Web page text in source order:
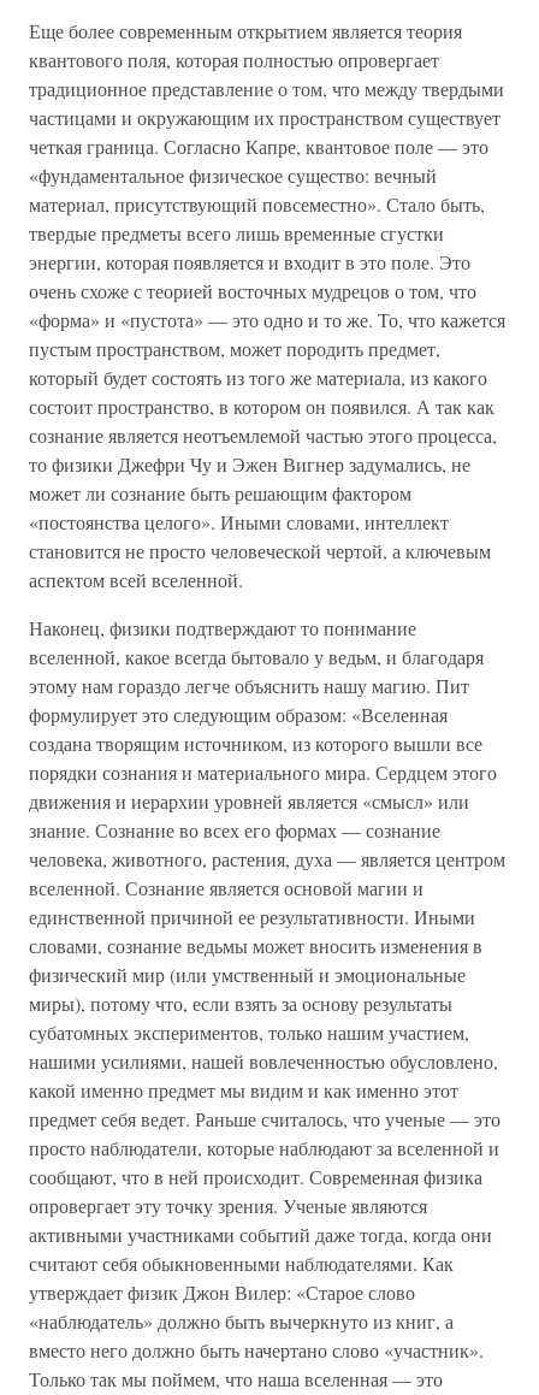
Еще более современным открытием является теория
квантового поля, которая полностью опровергает
традиционное представление о том, что между твердыми
частицами и окружающим их пространством существует
четкая граница. Согласно Капре, квантовое поле — это
«фундаментальное физическое существо: вечный
материал, присутствующий повсеместно». Стало быть,
твердые предметы всего лишь временные сгустки
энергии, которая появляется и входит в это поле. Это
очень схоже с теорией восточных мудрецов о том, что
«форма» и «пустота» — это одно и то же. То, что кажется
пустым пространством, может породить предмет,
который будет состоять из того же материала, из какого
состоит пространство, в котором он появился. А так как
сознание является неотъемлемой частью этого процесса,
то физики Джефри Чу и Эжен Вигнер задумались, не
может ли сознание быть решающим фактором
«постоянства целого». Иными словами, интеллект
становится не просто человеческой чертой, а ключевым
аспектом всей вселенной.
Наконец, физики подтверждают то понимание
вселенной, какое всегда бытовало у ведьм, и благодаря
этому нам гораздо легче объяснить нашу магию. Пит
формулирует это следующим образом: «Вселенная
создана творящим источником, из которого вышли все
порядки сознания и материального мира. Сердцем этого
движения и иерархии уровней является «смысл» или
знание. Сознание во всех его формах — сознание
человека, животного, растения, духа — является центром
вселенной. Сознание является основой магии и
единственной причиной ее результативности. Иными
словами, сознание ведьмы может вносить изменения в
физический мир (или умственный и эмоциональные
миры), потому что, если взять за основу результаты
субатомных экспериментов, только нашим участием,
нашими усилиями, нашей вовлеченностью обусловлено,
какой именно предмет мы видим и как именно этот
предмет себя ведет. Раньше считалось, что ученые — это
просто наблюдатели, которые наблюдают за вселенной и
сообщают, что в ней происходит. Современная физика
опровергает эту точку зрения. Ученые являются
активными участниками событий даже тогда, когда они
считают себя обыкновенными наблюдателями. Как
утверждает физик Джон Вилер: «Старое слово
«наблюдатель» должно быть вычеркнуто из книг, а
вместо него должно быть начертано слово «участник».
Только так мы поймем, что наша вселенная — это